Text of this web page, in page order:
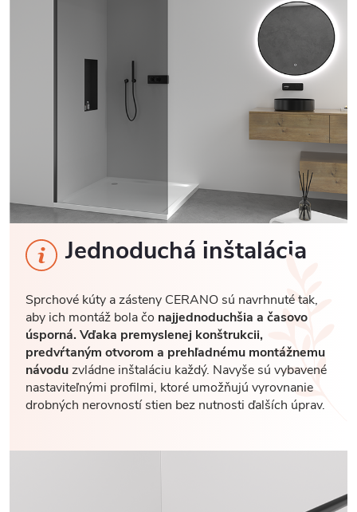
Jednoduchá inštalácia
Sprchové kúty a zásteny CERANO sú navrhnuté tak,
aby ich montáž bola čo najjednoduchšia a časovo
úsporná. Vďaka premyslenej konštrukcii,
predvŕtaným otvorom a prehľadnému montážnemu
návoduzvládne inštaláciu každý. Navyše sú vybavené
nastaviteľnými profilmi, ktoré umožňujú vyrovnanie
drobných nerovností stien bez nutnosti ďalších úprav.